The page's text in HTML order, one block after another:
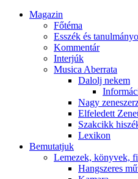
Magazin
Főtéma
Esszék és
Kommentár
Interjúk
Musica Aberrata
Dalolj nekem
Nagy
Elfeledett
Szakcikk
Lexikon
Bemutatjuk
Lemezek, könyvek,
Hangszeres